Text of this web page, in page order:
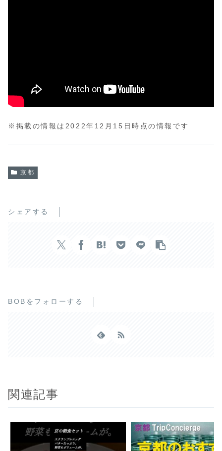
※掲載の情報は2022年12月15日時点の情報です
京都
シェアする
BOBをフォローする
関連記事